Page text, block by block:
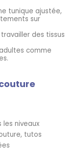
tunique ajustée,
sur
des tissus
comme
niveaux
tutos